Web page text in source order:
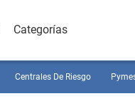
Categorías
Centrales De Riesgo